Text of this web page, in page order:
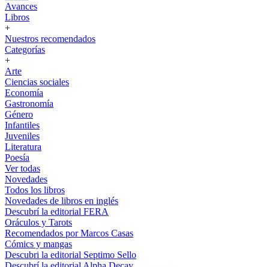
Avances
Libros
+
Nuestros recomendados
Categorías
+
Arte
Ciencias sociales
Economía
Gastronomía
Género
Infantiles
Juveniles
Literatura
Poesía
Ver todas
Novedades
Todos los libros
Novedades de libros en inglés
Descubrí la editorial FERA
Oráculos y Tarots
Recomendados por Marcos Casas
Cómics y mangas
Descubri la editorial Septimo Sello